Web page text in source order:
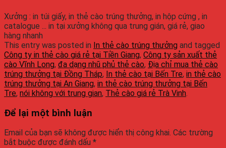
Xưởng : in túi giấy, in thẻ cào trúng thưởng, in hộp cứng , in
catalogue ... in tại xưởng không qua trung gián, giá rẻ, giao
hàng nhanh
This entry was posted in In thẻ cào trúng thưởng and tagged
Công ty in thẻ cào giá rẻ tại Tiền Giang, Công ty sản xuất thẻ
cào Vĩnh Long, đa dạng nhũ phủ thẻ cào, Địa chỉ mua thẻ cào
trúng thưởng tại Đồng Tháp, In thẻ cào tại Bến Tre, in thẻ cào
trúng thưởng tại An Giang, in thẻ cào trúng thưởng tại Bến
Tre, nói không với trung gian, Thẻ cào giá rẻ Trà Vinh.
Để lại một bình luận
Email của bạn sẽ không được hiển thị công khai. Các trường
bắt buộc được đánh dấu *